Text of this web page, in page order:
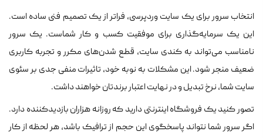
انتخاب سرور برای یک سایت وردپرسی، فراتر از یک تصمیم فنی ساده است.
این یک سرمایه‌گذاری برای موفقیت کسب و کار شماست. یک سرور
نامناسب می‌تواند به کندی سایت، قطع شدن‌های مکرر و تجربه کاربری
ضعیف منجر شود. این مشکلات به نوبه خود، تاثیرات منفی جدی بر سئوی
سایت شما، نرخ تبدیل و در نهایت اعتبار برندتان خواهند داشت.
تصور کنید یک فروشگاه اینترنتی دارید که روزانه هزاران بازدیدکننده دارد.
اگر سرور شما نتواند پاسخگوی این حجم از ترافیک باشد، هر لحظه از کار